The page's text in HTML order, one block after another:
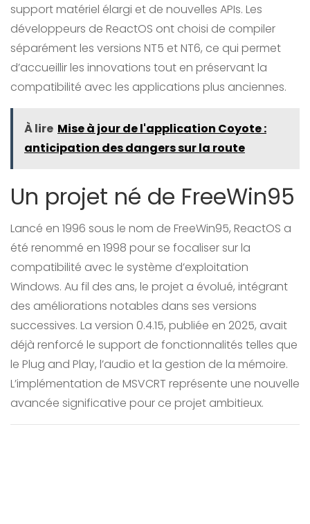
support matériel élargi et de nouvelles APIs. Les
développeurs de ReactOS ont choisi de compiler
séparément les versions NT5 et NT6, ce qui permet
d’accueillir les innovations tout en préservant la
compatibilité avec les applications plus anciennes.
À lire Mise à jour de l'application Coyote :
anticipation des dangers sur la route
Un projet né de FreeWin95
Lancé en 1996 sous le nom de FreeWin95, ReactOS a
été renommé en 1998 pour se focaliser sur la
compatibilité avec le système d’exploitation
Windows. Au fil des ans, le projet a évolué, intégrant
des améliorations notables dans ses versions
successives. La version 0.4.15, publiée en 2025, avait
déjà renforcé le support de fonctionnalités telles que
le Plug and Play, l’audio et la gestion de la mémoire.
L’implémentation de MSVCRT représente une nouvelle
avancée significative pour ce projet ambitieux.